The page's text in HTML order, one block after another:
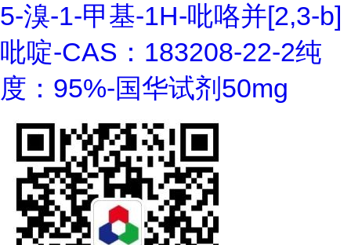
5-溴-1-甲基-1H-吡咯并[2,3-b]
吡啶-CAS：183208-22-2纯
度：95%-国华试剂50mg